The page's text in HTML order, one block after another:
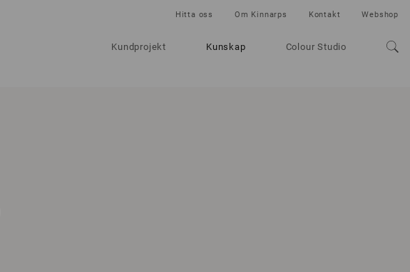
Kundprojekt Kunskap Colour Studio
Hitta oss Om Kinnarps Kontakt Webshop